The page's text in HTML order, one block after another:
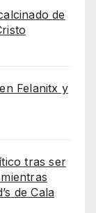
de
Felanitx y
tras ser
de Cala